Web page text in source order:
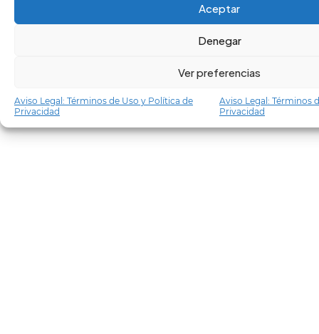
Aceptar
Denegar
Ver preferencias
Aviso Legal: Términos de Uso y Política de
Privacidad
Aviso Legal: Términos
Privacidad